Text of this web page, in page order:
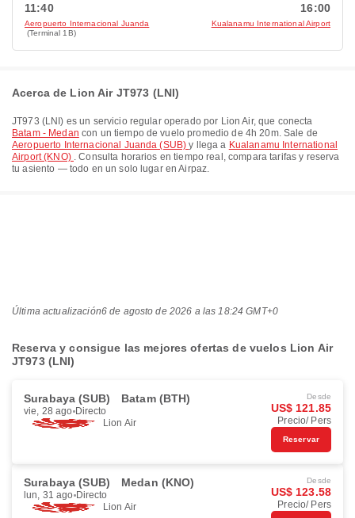
11:40
Aeropuerto Internacional Juanda
(Terminal 1B)
16:00
Kualanamu International Airport
Acerca de Lion Air JT973 (LNI)
JT973 (LNI) es un servicio regular operado por Lion Air, que conecta
Batam - Medan con un tiempo de vuelo promedio de 4h 20m. Sale de
Aeropuerto Internacional Juanda (SUB)y llega a Kualanamu International
Airport (KNO) . Consulta horarios en tiempo real, compara tarifas y reserva
tu asiento — todo en un solo lugar en Airpaz.
Última actualización6 de agosto de 2026 a las 18:24 GMT+0
Reserva y consigue las mejores ofertas de vuelos Lion Air
JT973 (LNI)
Surabaya (SUB) Batam (BTH)
vie, 28 ago Directo
Lion Air
Desde
US$ 121.85
Precio/ Pers
Reservar
Surabaya (SUB) Medan (KNO)
lun, 31 ago Directo
Lion Air
Desde
US$ 123.58
Precio/ Pers